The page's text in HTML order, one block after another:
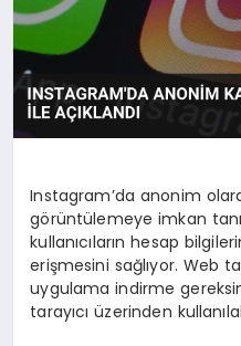
Instagram’da anonim
görüntülemeye imkan
kullanıcıların hesap
erişmesini sağlıyor. Web
uygulama indirme
tarayıcı üzerinden